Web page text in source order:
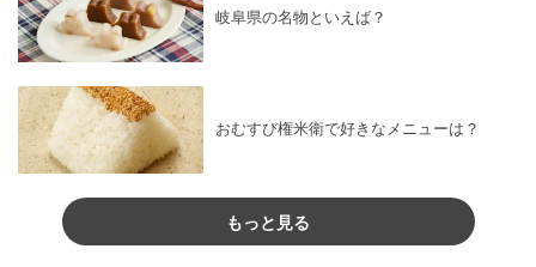
岐阜県の名物といえば？
おむすび権米衛で好きなメニューは？
もっと見る